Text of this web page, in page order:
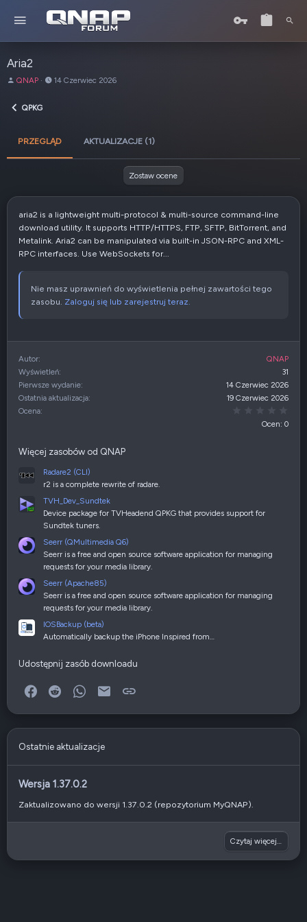
Aria2
A
t
QNAP
D
t
n
i
a
14 Czerwiec 2026
QPKG
PRZEGLĄD AKTUALIZACJE (1)
Zostaw ocene
aria2 is a lightweight multi-protocol & multi-source command-line
download utility. It supports HTTP/HTTPS, FTP, SFTP, BitTorrent, and
Metalink. Aria2 can be manipulated via built-in JSON-RPC and XML-
RPC interfaces. Use WebSockets for...
Nie masz uprawnień do wyświetlenia pełnej zawartości tego
zasobu. Zaloguj się lub zarejestruj teraz.
Autor
QNAP
Wyświetleń
31
Pierwsze wydanie
14 Czerwiec 2026
Ostatnia aktualizacja
19 Czerwiec 2026
Ocena
Ocen: 0
Więcej zasobów od QNAP
Radare2 (CLI)
r2 is a complete rewrite of radare.
TVH_Dev_Sundtek
Device package for TVHeadend QPKG that provides support for
Sundtek tuners.
Seerr (QMultimedia Q6)
Seerr is a free and open source software application for managing
requests for your media library.
Seerr (Apache85)
Seerr is a free and open source software application for managing
requests for your media library.
IOSBackup (beta)
Automatically backup the iPhone Inspired from…
Udostępnij zasób downloadu
Facebook
Reddit WhatsApp
E-mail
Ostatnie aktualizacje
Wersja 1.37.0.2
Zaktualizowano do wersji 1.37.0.2 (repozytorium MyQNAP).
Czytaj więcej…